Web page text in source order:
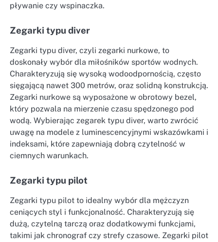
pływanie czy wspinaczka.
Zegarki typu diver
Zegarki typu diver, czyli zegarki nurkowe, to
doskonały wybór dla miłośników sportów wodnych.
Charakteryzują się wysoką wodoodpornością, często
sięgającą nawet 300 metrów, oraz solidną konstrukcją.
Zegarki nurkowe są wyposażone w obrotowy bezel,
który pozwala na mierzenie czasu spędzonego pod
wodą. Wybierając zegarek typu diver, warto zwrócić
uwagę na modele z luminescencyjnymi wskazówkami i
indeksami, które zapewniają dobrą czytelność w
ciemnych warunkach.
Zegarki typu pilot
Zegarki typu pilot to idealny wybór dla mężczyzn
ceniących styl i funkcjonalność. Charakteryzują się
dużą, czytelną tarczą oraz dodatkowymi funkcjami,
takimi jak chronograf czy strefy czasowe. Zegarki pilot